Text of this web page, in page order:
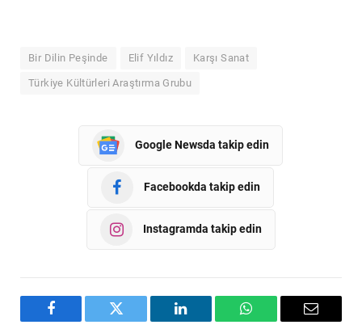
Bir Dilin Peşinde Elif Yıldız Karşı Sanat
Türkiye Kültürleri Araştırma Grubu
Google Newsda takip edin
Facebookda takip edin
Instagramda takip edin
Facebook Twitter LinkedIn WhatsAppEmail